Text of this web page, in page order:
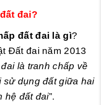
đai?
đất đai là gì?
Đất đai năm 2013
là tranh chấp về
sử dụng đất giữa hai
hệ đất đai”.